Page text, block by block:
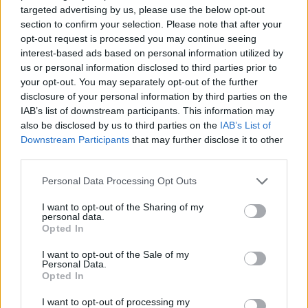
targeted advertising by us, please use the below opt-out
section to confirm your selection. Please note that after your
opt-out request is processed you may continue seeing
interest-based ads based on personal information utilized by
us or personal information disclosed to third parties prior to
your opt-out. You may separately opt-out of the further
disclosure of your personal information by third parties on the
IAB’s list of downstream participants. This information may
also be disclosed by us to third parties on the IAB’s List of
Downstream Participants that may further disclose it to other
Personal Data Processing Opt Outs
I want to opt-out of the Sharing of my
personal data.
Opted In
I want to opt-out of the Sale of my
Personal Data.
Opted In
I want to opt-out of processing my
Négy magyar egyetem a friss világrangsorban, új
felmérések jönnek az iskolákban: a hét hírei
Az új tanévben már a negyedikesek és az ötödikesek képességeit is
felmérik majd az iskolában, négy magyar egyetem került fel a
sanghaji felsőoktatási világrangsorra, nemzetközi versenyeken
szereztek érmeket magyar diákok. A hét oktatási hírei közül
szemezgettünk.
középiskolások legrangosabb vitaversenyén
kategóriában a 2022-es World Schools Debating Championship